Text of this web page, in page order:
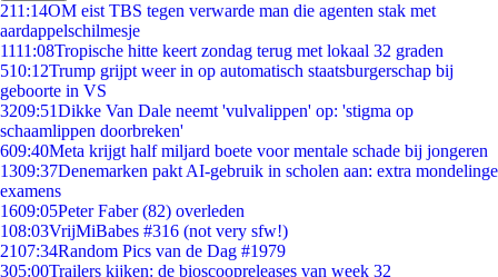
211:14OM eist TBS tegen verwarde man die agenten stak met
aardappelschilmesje
1111:08Tropische hitte keert zondag terug met lokaal 32 graden
510:12Trump grijpt weer in op automatisch staatsburgerschap bij
geboorte in VS
3209:51Dikke Van Dale neemt 'vulvalippen' op: 'stigma op
schaamlippen doorbreken'
609:40Meta krijgt half miljard boete voor mentale schade bij jongeren
1309:37Denemarken pakt AI-gebruik in scholen aan: extra mondelinge
examens
1609:05Peter Faber (82) overleden
108:03VrijMiBabes #316 (not very sfw!)
2107:34Random Pics van de Dag #1979
305:00Trailers kijken: de bioscoopreleases van week 32